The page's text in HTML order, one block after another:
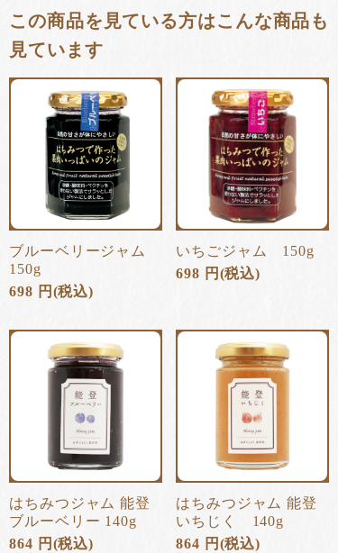
この商品を見ている方はこんな商品も
見ています
ブルーベリージャム
150g
698 円 (税込)
いちごジャム 150g
698 円 (税込)
はちみつジャム 能登
ブルーベリー 140g
864 円 (税込)
はちみつジャム 能登
いちじく 140g
864 円 (税込)